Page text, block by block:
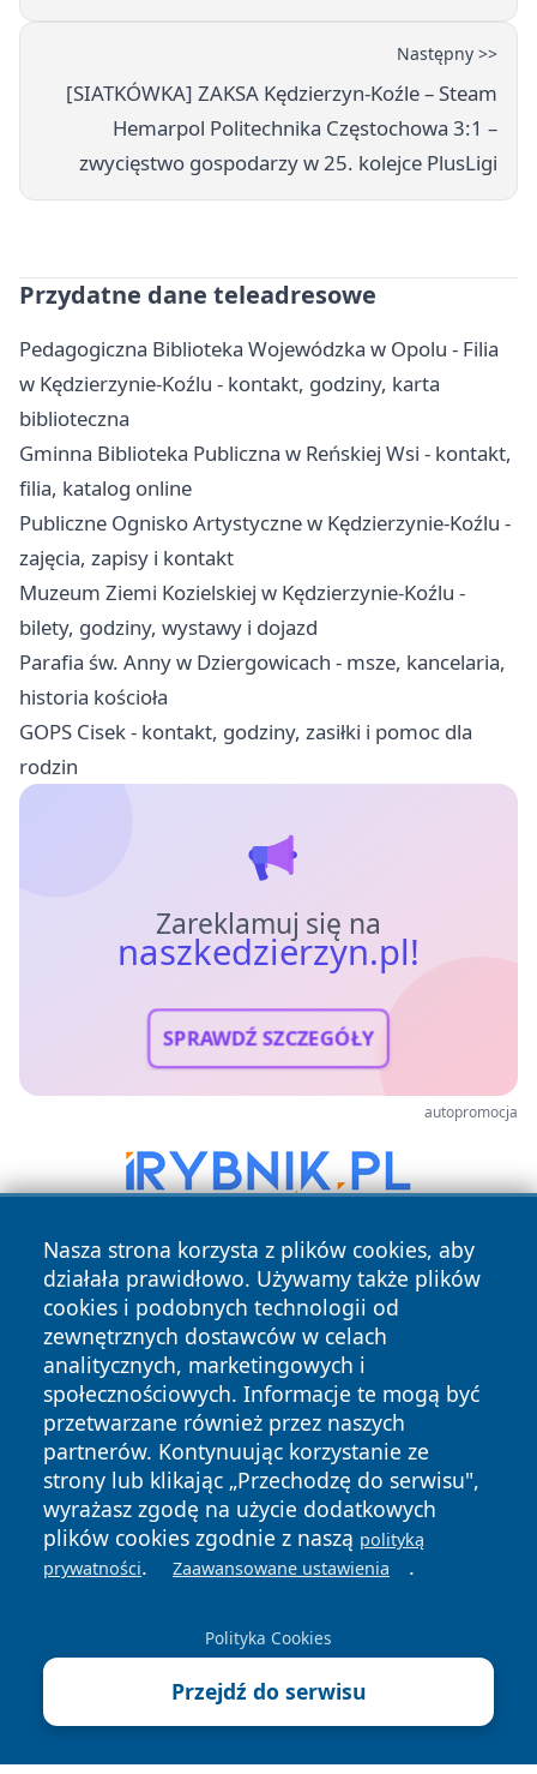
Następny >>
[SIATKÓWKA] ZAKSA Kędzierzyn-Koźle – Steam
Hemarpol Politechnika Częstochowa 3:1 –
zwycięstwo gospodarzy w 25. kolejce PlusLigi
Przydatne dane teleadresowe
Pedagogiczna Biblioteka Wojewódzka w Opolu - Filia
w Kędzierzynie-Koźlu - kontakt, godziny, karta
biblioteczna
Gminna Biblioteka Publiczna w Reńskiej Wsi - kontakt,
filia, katalog online
Publiczne Ognisko Artystyczne w Kędzierzynie-Koźlu -
zajęcia, zapisy i kontakt
Muzeum Ziemi Kozielskiej w Kędzierzynie-Koźlu -
bilety, godziny, wystawy i dojazd
Parafia św. Anny w Dziergowicach - msze, kancelaria,
historia kościoła
GOPS Cisek - kontakt, godziny, zasiłki i pomoc dla
rodzin
Zareklamuj się na
naszkedzierzyn.pl!
SPRAWDŹ SZCZEGÓŁY
autopromocja
Nasza strona korzysta z plików cookies, aby
działała prawidłowo. Używamy także plików
cookies i podobnych technologii od
zewnętrznych dostawców w celach
analitycznych, marketingowych i
społecznościowych. Informacje te mogą być
przetwarzane również przez naszych
partnerów. Kontynuując korzystanie ze
strony lub klikając „Przechodzę do serwisu",
wyrażasz zgodę na użycie dodatkowych
plików cookies zgodnie z naszą polityką
prywatności. Zaawansowane ustawienia .
Polityka Cookies
Przejdź do serwisu
Copyright © 2026 naszkedzierzyn.pl Wszystkie prawa
zastrzeżone.
News Autorzy
Polityka
Prywatności
Polityka
Cookies